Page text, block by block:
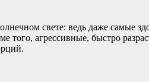
свете: ведь даже самые
агрессивные, быстро